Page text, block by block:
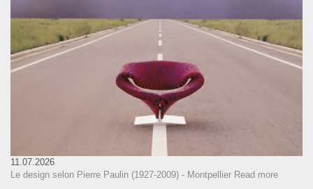
11.07.2026
Le design selon Pierre Paulin (1927-2009) - Montpellier Read more